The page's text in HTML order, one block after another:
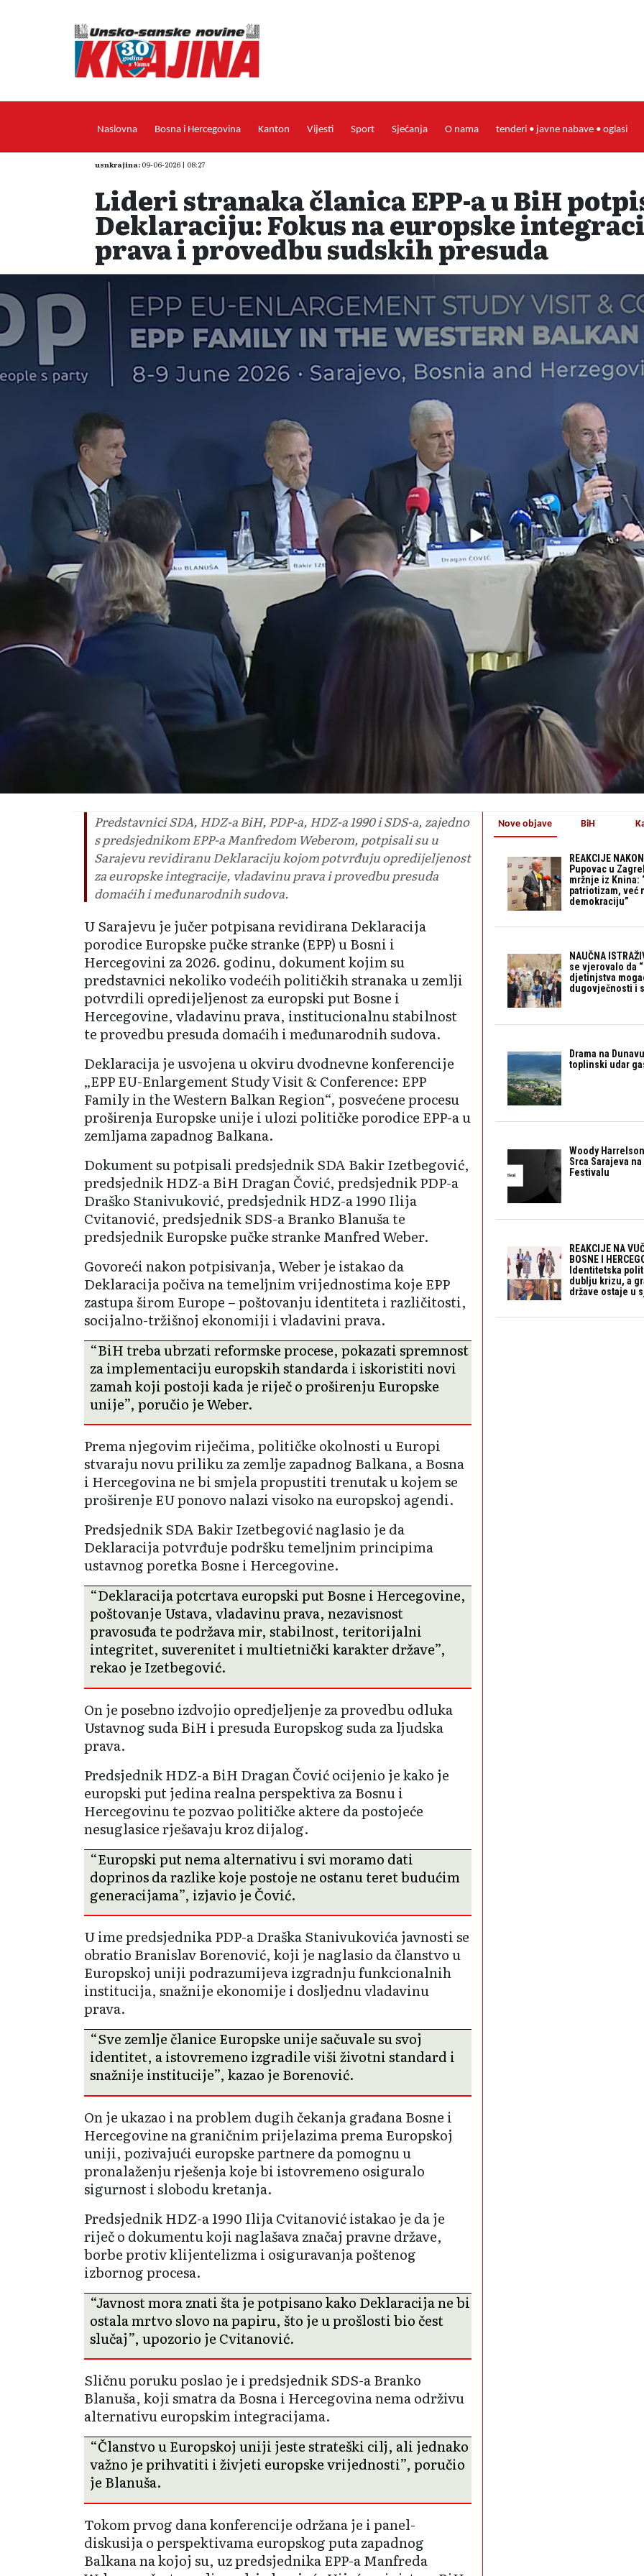
Naslovna Bosna i Hercegovina Kanton Vijesti Sport Sjećanja O nama tenderi • javne nabave • oglasi
usnkrajina: 09-06-2026 | 08:27
Lideri stranaka članica EPP-a u BiH
Deklaraciju: Fokus na europske
prava i provedbu sudskih presuda
Predstavnici SDA, HDZ-a BiH, PDP-a, HDZ-a 1990 i SDS-a, zajedno
s predsjednikom EPP-a Manfredom Weberom, potpisali su u
Sarajevu revidiranu Deklaraciju kojom potvrđuju opredijeljenost
za europske integracije, vladavinu prava i provedbu presuda
domaćih i međunarodnih sudova.
U Sarajevu je jučer potpisana revidirana Deklaracija
porodice Europske pučke stranke (EPP) u Bosni i
Hercegovini za 2026. godinu, dokument kojim su
predstavnici nekoliko vodećih političkih stranaka u zemlji
potvrdili opredijeljenost za europski put Bosne i
Hercegovine, vladavinu prava, institucionalnu stabilnost
te provedbu presuda domaćih i međunarodnih sudova.
Deklaracija je usvojena u okviru dvodnevne konferencije
„EPP EU-Enlargement Study Visit & Conference: EPP
Family in the Western Balkan Region“, posvećene procesu
proširenja Europske unije i ulozi političke porodice EPP-a u
zemljama zapadnog Balkana.
Dokument su potpisali predsjednik SDA Bakir Izetbegović,
predsjednik HDZ-a BiH Dragan Čović, predsjednik PDP-a
Draško Stanivuković, predsjednik HDZ-a 1990 Ilija
Cvitanović, predsjednik SDS-a Branko Blanuša te
predsjednik Europske pučke stranke Manfred Weber.
Govoreći nakon potpisivanja, Weber je istakao da
Deklaracija počiva na temeljnim vrijednostima koje EPP
zastupa širom Europe – poštovanju identiteta i različitosti,
socijalno-tržišnoj ekonomiji i vladavini prava.
“BiH treba ubrzati reformske procese, pokazati spremnost
za implementaciju europskih standarda i iskoristiti novi
zamah koji postoji kada je riječ o proširenju Europske
unije”, poručio je Weber.
Prema njegovim riječima, političke okolnosti u Europi
stvaraju novu priliku za zemlje zapadnog Balkana, a Bosna
i Hercegovina ne bi smjela propustiti trenutak u kojem se
proširenje EU ponovo nalazi visoko na europskoj agendi.
Predsjednik SDA Bakir Izetbegović naglasio je da
Deklaracija potvrđuje podršku temeljnim principima
ustavnog poretka Bosne i Hercegovine.
“Deklaracija potcrtava europski put Bosne i Hercegovine,
poštovanje Ustava, vladavinu prava, nezavisnost
pravosuđa te podržava mir, stabilnost, teritorijalni
integritet, suverenitet i multietnički karakter države”,
rekao je Izetbegović.
On je posebno izdvojio opredjeljenje za provedbu odluka
Ustavnog suda BiH i presuda Europskog suda za ljudska
prava.
Predsjednik HDZ-a BiH Dragan Čović ocijenio je kako je
europski put jedina realna perspektiva za Bosnu i
Hercegovinu te pozvao političke aktere da postojeće
nesuglasice rješavaju kroz dijalog.
“Europski put nema alternativu i svi moramo dati
doprinos da razlike koje postoje ne ostanu teret budućim
generacijama”, izjavio je Čović.
U ime predsjednika PDP-a Draška Stanivukovića javnosti se
obratio Branislav Borenović, koji je naglasio da članstvo u
Europskoj uniji podrazumijeva izgradnju funkcionalnih
institucija, snažnije ekonomije i dosljednu vladavinu
prava.
“Sve zemlje članice Europske unije sačuvale su svoj
identitet, a istovremeno izgradile viši životni standard i
snažnije institucije”, kazao je Borenović.
On je ukazao i na problem dugih čekanja građana Bosne i
Hercegovine na graničnim prijelazima prema Europskoj
uniji, pozivajući europske partnere da pomognu u
pronalaženju rješenja koje bi istovremeno osiguralo
sigurnost i slobodu kretanja.
Predsjednik HDZ-a 1990 Ilija Cvitanović istakao je da je
riječ o dokumentu koji naglašava značaj pravne države,
borbe protiv klijentelizma i osiguravanja poštenog
izbornog procesa.
“Javnost mora znati šta je potpisano kako Deklaracija ne bi
ostala mrtvo slovo na papiru, što je u prošlosti bio čest
slučaj”, upozorio je Cvitanović.
Sličnu poruku poslao je i predsjednik SDS-a Branko
Blanuša, koji smatra da Bosna i Hercegovina nema održivu
alternativu europskim integracijama.
“Članstvo u Europskoj uniji jeste strateški cilj, ali jednako
važno je prihvatiti i živjeti europske vrijednosti”, poručio
je Blanuša.
Tokom prvog dana konferencije održana je i panel-
diskusija o perspektivama europskog puta zapadnog
Balkana na kojoj su, uz predsjednika EPP-a Manfreda
Nove objave
REAKCIJE
Pupovac u
mržnje iz Knina:
patriotizam, već
demokraciju”
NAUČNA
se vjerovalo da
djetinjstva
dugovječnosti i
Drama na
toplinski udar
Woody
Srca Sarajeva
Festivalu
REAKCIJE NA
BOSNE I
Identitetska
dublju krizu, a
države ostaje u
BiH